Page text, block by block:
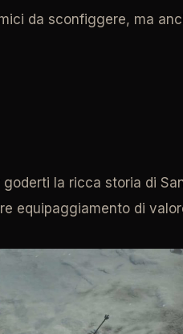
da sconfiggere, ma
goderti la ricca storia di
equipaggiamento di